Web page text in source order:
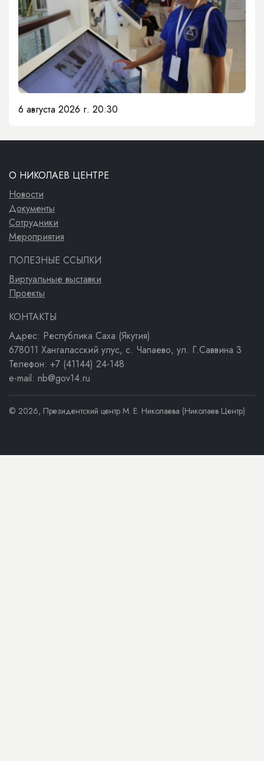
6 августа 2026 г. 20:30
О НИКОЛАЕВ ЦЕНТРЕ
Новости
Документы
Сотрудники
Мероприятия
ПОЛЕЗНЫЕ ССЫЛКИ
Виртуальные выставки
Проекты
КОНТАКТЫ
Адрес: Республика Саха (Якутия)
678011 Хангаласский улус, с. Чапаево, ул. Г.Саввина 3
Телефон: +7 (41144) 24-148
e-mail: nb@gov14.ru
© 2026, Президентский центр М. Е. Николаева (Николаев Центр)